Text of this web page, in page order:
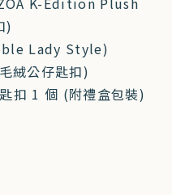
)
Lady Style)
絨公仔匙扣)
扣 1 個 (附禮盒包裝)